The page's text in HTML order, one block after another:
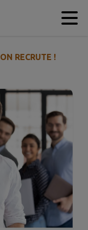
ON RECRUTE !